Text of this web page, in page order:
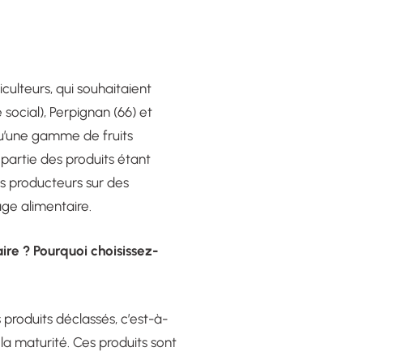
qui souhaitaient
Perpignan (66) et
gamme de fruits
des produits étant
producteurs sur des
alimentaire.
? Pourquoi choisissez-
déclassés, c’est-à-
maturité. Ces produits sont